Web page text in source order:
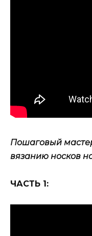
Пошаговый
вязанию носков
ЧАСТЬ 1: